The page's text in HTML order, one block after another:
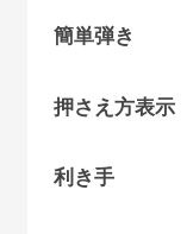
簡単弾き
押さえ方表示
利き手